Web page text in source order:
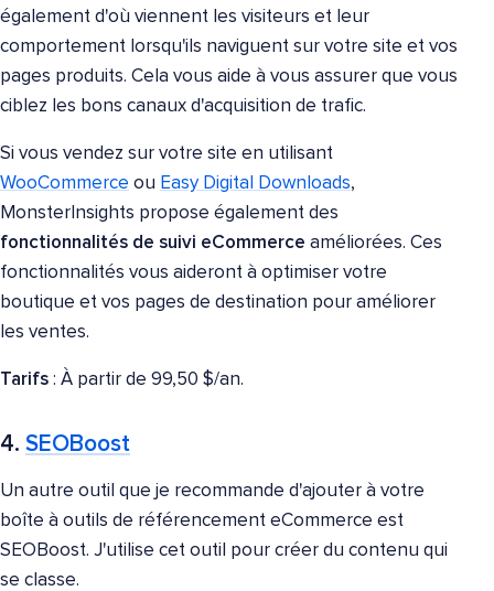
également d'où viennent les visiteurs et leur
comportement lorsqu'ils naviguent sur votre site et vos
pages produits. Cela vous aide à vous assurer que vous
ciblez les bons canaux d'acquisition de trafic.
Si vous vendez sur votre site en utilisant
WooCommerce ou Easy Digital Downloads,
MonsterInsights propose également des
fonctionnalités de suivi eCommerce améliorées. Ces
fonctionnalités vous aideront à optimiser votre
boutique et vos pages de destination pour améliorer
les ventes.
Tarifs : À partir de 99,50 $/an.
4. SEOBoost
Un autre outil que je recommande d'ajouter à votre
boîte à outils de référencement eCommerce est
SEOBoost. J'utilise cet outil pour créer du contenu qui
se classe.